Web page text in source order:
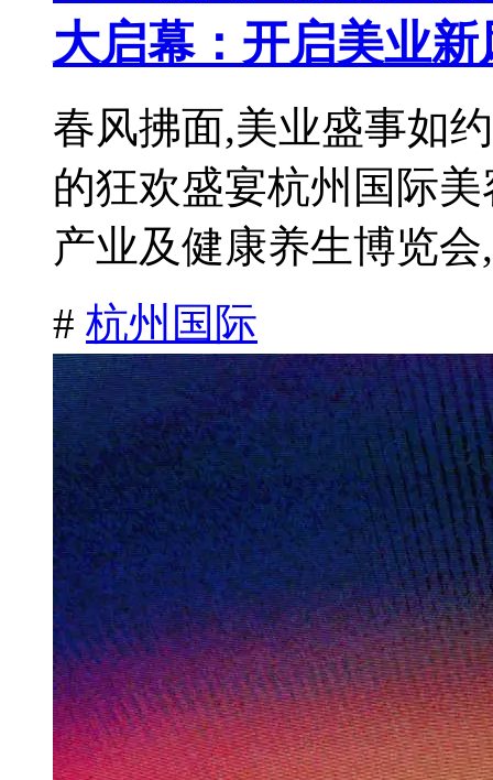
大启幕：开启美业
春风拂面,美业盛事如
的狂欢盛宴杭州国际
产业及健康养生博览会
# 杭州国际